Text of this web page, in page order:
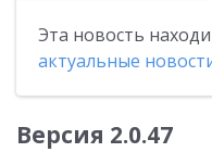
Эта новость
актуальные
Версия 2.0.47